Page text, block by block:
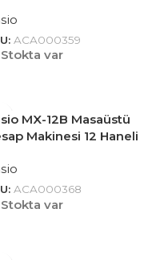
ACA000359
Stokta var
MX-12B Masaüstü
Makinesi 12 Haneli
ACA000368
Stokta var